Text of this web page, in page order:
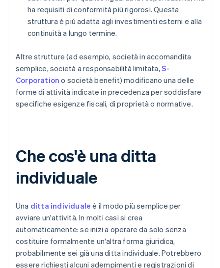
ha requisiti di conformità più rigorosi. Questa
struttura è più adatta agli investimenti esterni e alla
continuità a lungo termine.
Altre strutture (ad esempio, società in accomandita
semplice, società a responsabilità limitata, S-
Corporation o società benefit) modificano una delle
forme di attività indicate in precedenza per soddisfare
specifiche esigenze fiscali, di proprietà o normative.
Che cos'è una ditta
individuale
Una ditta individuale è il modo più semplice per
avviare un'attività. In molti casi si crea
automaticamente: se inizi a operare da solo senza
costituire formalmente un'altra forma giuridica,
probabilmente sei già una ditta individuale. Potrebbero
essere richiesti alcuni adempimenti e registrazioni di